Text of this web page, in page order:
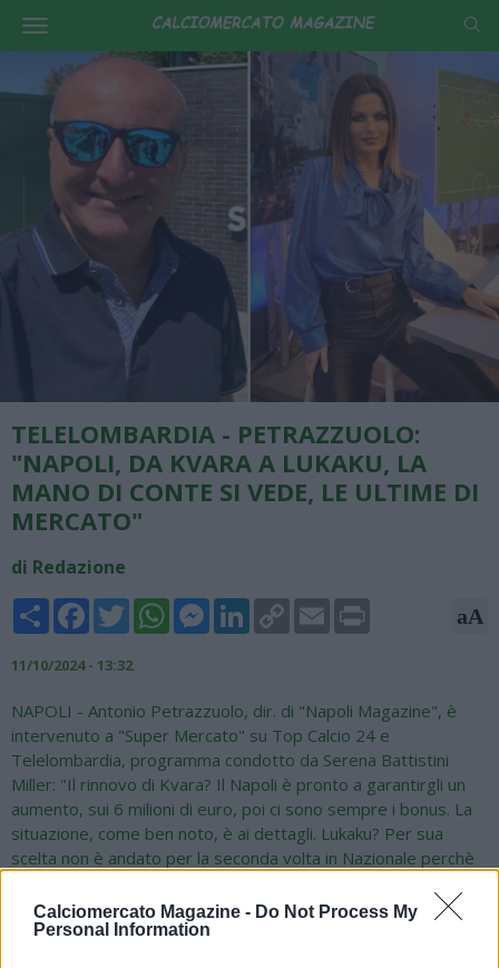
Calciomercato Magazine - Do Not Process My
Personal Information
TELELOMBARDIA - PETRAZZUOLO:
"NAPOLI, DA KVARA A LUKAKU, LA
MANO DI CONTE SI VEDE, LE ULTIME DI
MERCATO"
di Redazione
Share FacebookTwitterWhatsAppMessengerLinkedInCopy
Link
Email aA
11/10/2024 - 13:32
NAPOLI - Antonio Petrazzuolo, dir. di "Napoli Magazine", è
intervenuto a "Super Mercato" su Top Calcio 24 e
Telelombardia, programma condotto da Serena Battistini
Miller: "Il rinnovo di Kvara? Il Napoli è pronto a garantirgli un
aumento, sui 6 milioni di euro, poi ci sono sempre i bonus. La
situazione, come ben noto, è ai dettagli. Lukaku? Per sua
scelta non è andato per la seconda volta in Nazionale perchè
esercitato alcuna pressione in tal senso, i due hanno un ottimo
rapporto. Politano e la Nazionale? Nel Napoli, anche nella